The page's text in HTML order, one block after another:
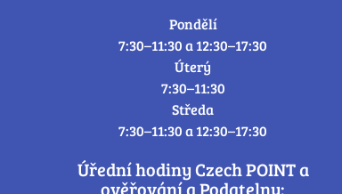
Pondělí
7:30–11:30 a 12:30–17:30
Úterý
7:30–11:30
Středa
7:30–11:30 a 12:30–17:30
Úřední hodiny Czech POINT a
ověřování a Podatelny: